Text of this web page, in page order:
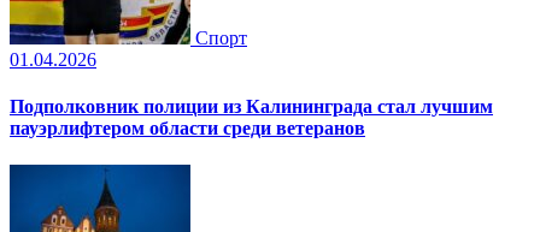
Спорт
01.04.2026
Подполковник полиции из Калининграда стал лучшим
пауэрлифтером области среди ветеранов